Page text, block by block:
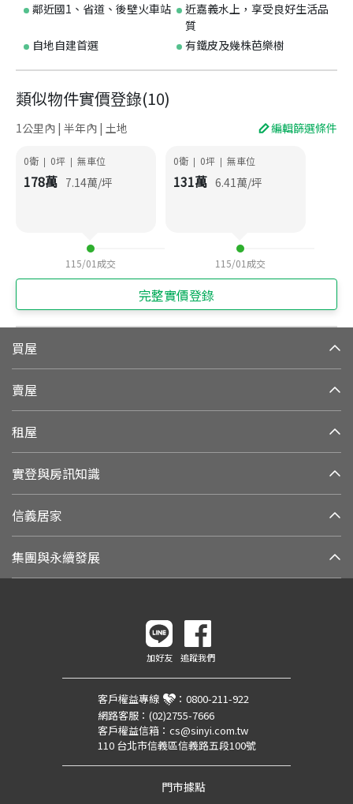
鄰近國1、省道、後壁火車站
近嘉義水上，享受良好生活品
質
自地自建首選
有鐵皮及幾株芭樂樹
類似物件實價登錄(10)
1公里內 | 半年內 | 土地 編輯篩選條件
0衛 | 0坪 | 無車位
178萬 7.14萬/坪
115/01 成交
0衛 | 0坪 | 無車位
131萬 6.41萬/坪
115/01 成交
完整實價登錄
買屋
賣屋
租屋
實登與房訊知識
信義居家
集團與永續發展
加好友 追蹤我們
客戶權益專線 ： 0800-211-922
網路客服： (02)2755-7666
客戶權益信箱： cs@sinyi.com.tw
110 台北市信義區信義路五段100號
門市據點